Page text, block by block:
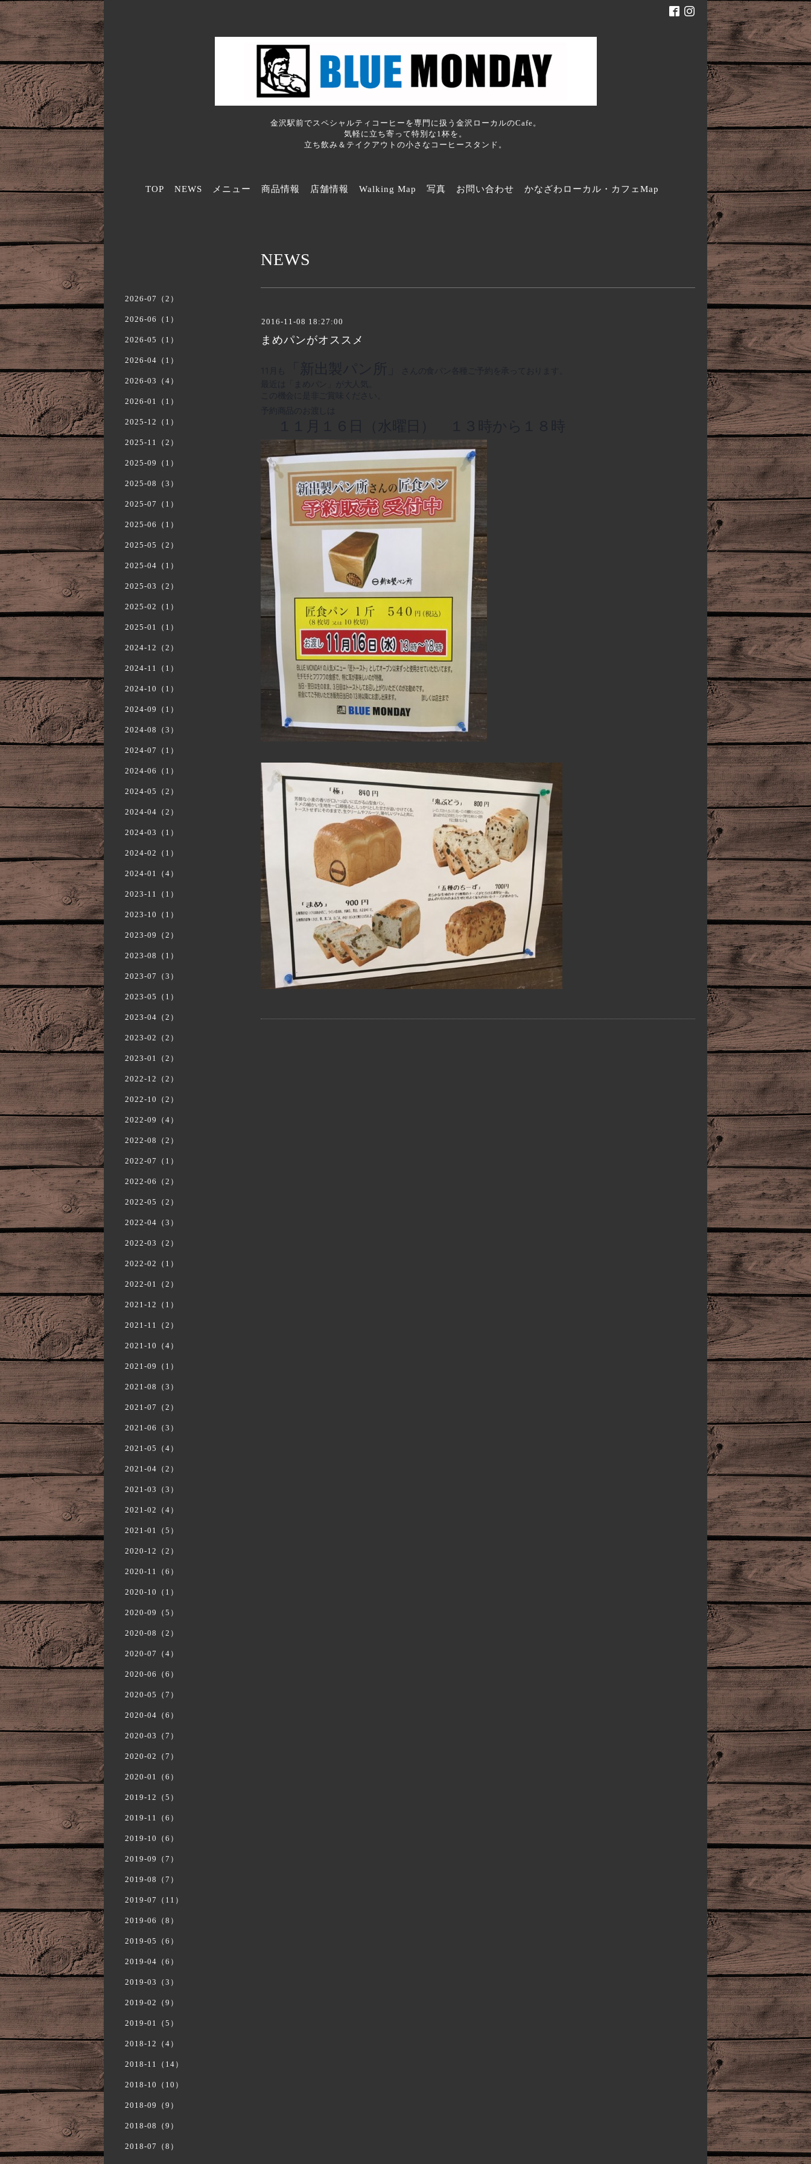
金沢駅前でスペシャルティコーヒーを専門に扱う金沢ローカルのCafe。
気軽に立ち寄って特別な1杯を。
立ち飲み＆テイクアウトの小さなコーヒースタンド。
TOP NEWS メニュー 商品情報 店舗情報 Walking Map 写真 お問い合わせ かなざわローカル・カフェMap
NEWS
2016-11-08 18:27:00
まめパンがオススメ
2026-07（2）
2026-06（1）
2026-05（1）
2026-04（1）
2026-03（4）
2026-01（1）
2025-12（1）
2025-11（2）
2025-09（1）
2025-08（3）
2025-07（1）
2025-06（1）
2025-05（2）
2025-04（1）
2025-03（2）
2025-02（1）
2025-01（1）
2024-12（2）
2024-11（1）
2024-10（1）
2024-09（1）
2024-08（3）
2024-07（1）
2024-06（1）
2024-05（2）
2024-04（2）
2024-03（1）
2024-02（1）
2024-01（4）
2023-11（1）
2023-10（1）
2023-09（2）
2023-08（1）
2023-07（3）
2023-05（1）
2023-04（2）
2023-02（2）
2023-01（2）
2022-12（2）
2022-10（2）
2022-09（4）
2022-08（2）
2022-07（1）
2022-06（2）
2022-05（2）
2022-04（3）
2022-03（2）
2022-02（1）
2022-01（2）
2021-12（1）
2021-11（2）
2021-10（4）
2021-09（1）
2021-08（3）
2021-07（2）
2021-06（3）
2021-05（4）
2021-04（2）
2021-03（3）
2021-02（4）
2021-01（5）
2020-12（2）
2020-11（6）
2020-10（1）
2020-09（5）
2020-08（2）
2020-07（4）
2020-06（6）
2020-05（7）
2020-04（6）
2020-03（7）
2020-02（7）
2020-01（6）
2019-12（5）
2019-11（6）
2019-10（6）
2019-09（7）
2019-08（7）
2019-07（11）
2019-06（8）
2019-05（6）
2019-04（6）
2019-03（3）
2019-02（9）
2019-01（5）
2018-12（4）
2018-11（14）
2018-10（10）
2018-09（9）
2018-08（9）
2018-07（8）